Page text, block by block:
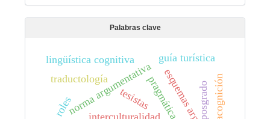
Palabras clave
norma argumentativa metacognición
tesistas
lingüística cognitiva
traductología
guía turística
pragmática
roles posgrado